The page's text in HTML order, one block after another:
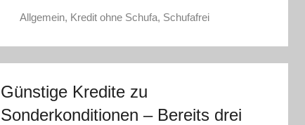
l
Allgemein, Kredit ohne Schufa, Schufafrei
Günstige Kredite zu
Sonderkonditionen – Bereits drei